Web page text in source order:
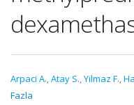
Arpaci A.,Atay S.,Yilmaz F.,
Fazla